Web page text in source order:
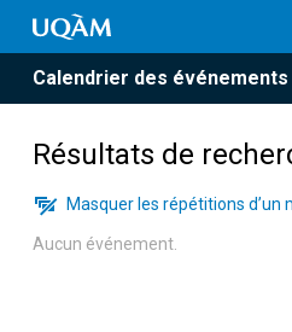
Calendrier des événements
Résultats de
Masquer les répétitions
Aucun événement.